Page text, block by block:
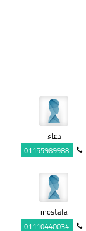
دعاء
01155989988
mostafa
01110440034